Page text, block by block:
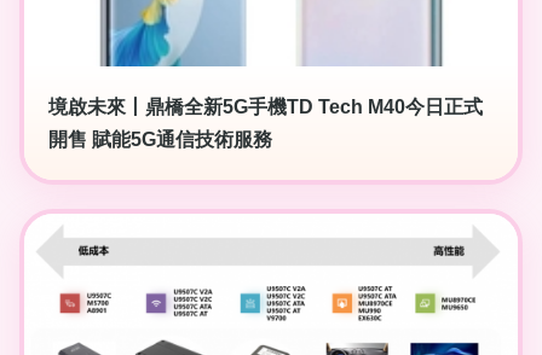
境啟未來丨鼎橋全新5G手機TD Tech M40今日正式
開售 賦能5G通信技術服務